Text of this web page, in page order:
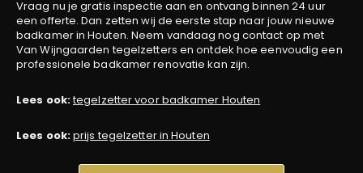
Vraag nu je gratis inspectie aan en ontvang binnen 24 uur
een offerte. Dan zetten wij de eerste stap naar jouw nieuwe
badkamer in Houten. Neem vandaag nog contact op met
Van Wijngaarden tegelzetters en ontdek hoe eenvoudig een
professionele badkamer renovatie kan zijn.
Lees ook:tegelzetter voor badkamer Houten
Lees ook:prijs tegelzetter in Houten